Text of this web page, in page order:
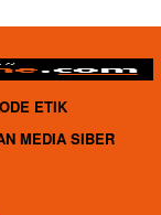
ETIK
MEDIA SIBER